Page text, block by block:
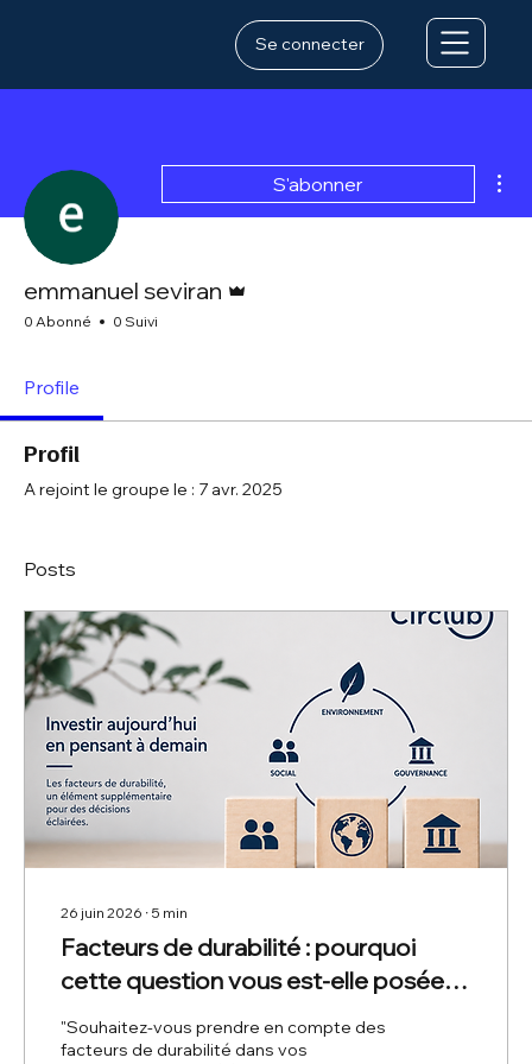
Se connecter
S'abonner
emmanuel seviran
0 Abonné 0 Suivi
Profile
Profil
A rejoint le groupe le : 7 avr. 2025
Posts
26 juin 2026 ∙ 5 min
Facteurs de durabilité : pourquoi
cette question vous est-elle posée
"Souhaitez-vous prendre en compte des
facteurs de durabilité dans vos